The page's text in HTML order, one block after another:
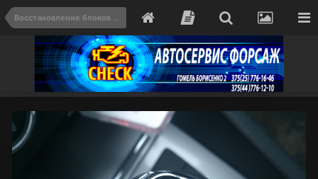
Восстановление блоков ECM, UCH, BSI , клонирование и проверка на стенде в Гомеле. Цена от 100 BYN.